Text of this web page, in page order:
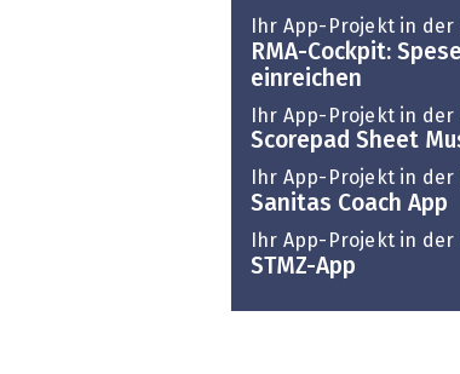
Ihr App-Projekt in der
RMA-Cockpit:
einreichen
Ihr App-Projekt in der
Scorepad Sheet
Ihr App-Projekt in der
Sanitas Coach App
Ihr App-Projekt in der
STMZ-App